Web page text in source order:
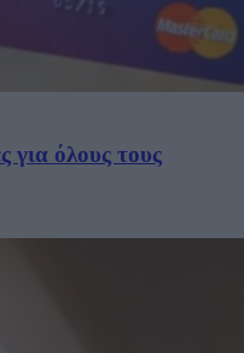
για όλους τους